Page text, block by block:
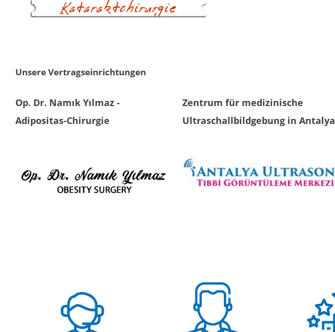
Unsere Vertragseinrichtungen
Op. Dr. Namık Yılmaz -
Adipositas-Chirurgie
Zentrum für medizinische
Ultraschallbildgebung in Antalya